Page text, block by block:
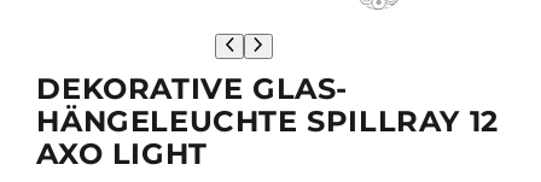
DEKORATIVE GLAS-
HÄNGELEUCHTE SPILLRAY 12
AXO LIGHT